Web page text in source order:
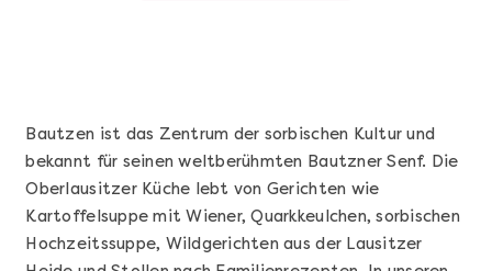
Bautzen ist das Zentrum der sorbischen Kultur und
bekannt für seinen weltberühmten Bautzner Senf. Die
Oberlausitzer Küche lebt von Gerichten wie
Kartoffelsuppe mit Wiener, Quarkkeulchen, sorbischen
Hochzeitssuppe, Wildgerichten aus der Lausitzer